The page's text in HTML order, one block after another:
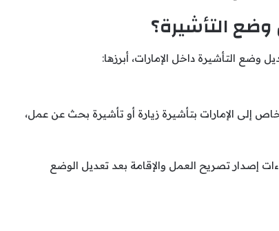
التأشيرة؟
وضع التأشيرة داخل الإمارات، أبرزها:
إلى الإمارات بتأشيرة زيارة أو تأشيرة بحث عن عمل،
إصدار تصريح العمل والإقامة بعد تعديل الوضع